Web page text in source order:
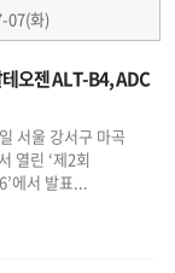
07(화)
오젠 ALT-B4, ADC
서울 강서구 마곡
열린 ‘제2회
서 발표...